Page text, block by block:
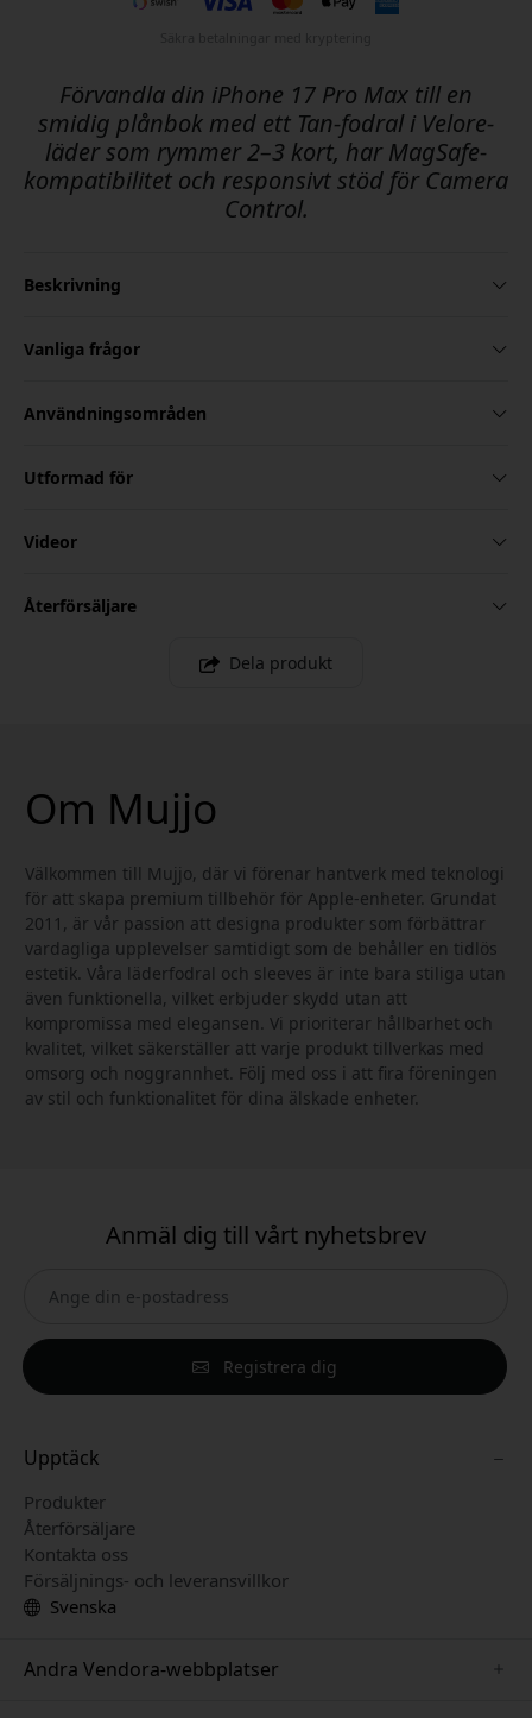
Förvandla din iPhone 17 Pro Max till en
smidig plånbok med ett Tan-fodral i Velore-
läder som rymmer 2–3 kort, har MagSafe-
kompatibilitet och responsivt stöd för Camera
Control.
Beskrivning
Vanliga frågor
Användningsområden
Utformad för
Videor
Återförsäljare
Dela produkt
Om Mujjo
Välkommen till Mujjo, där vi förenar hantverk med teknologi
för att skapa premium tillbehör för Apple-enheter. Grundat
2011, är vår passion att designa produkter som förbättrar
vardagliga upplevelser samtidigt som de behåller en tidlös
estetik. Våra läderfodral och sleeves är inte bara stiliga utan
även funktionella, vilket erbjuder skydd utan att
kompromissa med elegansen. Vi prioriterar hållbarhet och
kvalitet, vilket säkerställer att varje produkt tillverkas med
omsorg och noggrannhet. Följ med oss i att fira föreningen
av stil och funktionalitet för dina älskade enheter.
Anmäl dig till vårt nyhetsbrev
Registrera dig
Upptäck
Produkter
Återförsäljare
Kontakta oss
Försäljnings- och leveransvillkor
Svenska
Andra Vendora-webbplatser